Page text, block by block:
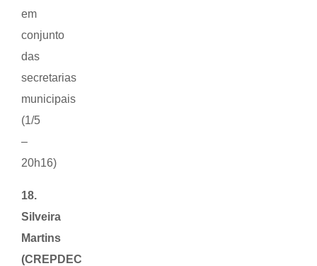
em
conjunto
das
secretarias
municipais
(1/5
–
20h16)
18.
Silveira
Martins
(CREPDEC